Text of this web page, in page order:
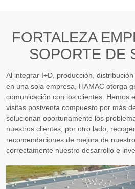
FORTALEZA
SOPORTE DE
Al integrar I+D, producción,
en una sola empresa, HAMAC otorga
comunicación con los clientes. Hemos
visitas postventa compuesto por más
solucionan oportunamente los
nuestros clientes; por otro lado,
recomendaciones de mejora de
correctamente nuestro desarrollo e